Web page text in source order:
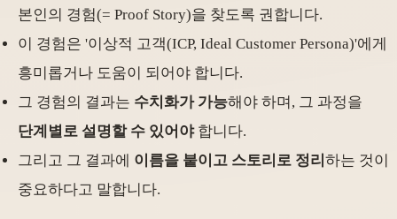
본인의 경험(= Proof Story)을 찾도록 권합니다.
이 경험은 '이상적 고객(ICP, Ideal Customer Persona)'에게
흥미롭거나 도움이 되어야 합니다.
그 경험의 결과는 수치화가 가능해야 하며, 그 과정을
단계별로 설명할 수 있어야합니다.
그리고 그 결과에 이름을 붙이고 스토리로 정리 하는 것이
중요하다고 말합니다.